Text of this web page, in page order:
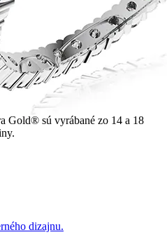
dizajnu.
Gold® sú vyrábané zo 14 a 18